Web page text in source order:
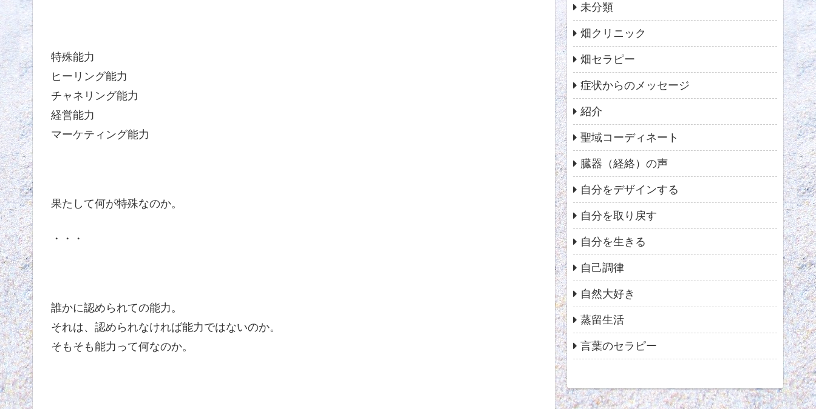
特殊能力
ヒーリング能力
チャネリング能力
経営能力
マーケティング能力
果たして何が特殊なのか。
・・・
誰かに認められての能力。
それは、認められなければ能力ではないのか。
そもそも能力って何なのか。
未分類
畑クリニック
畑セラピー
症状からのメッセージ
紹介
聖域コーディネート
臓器（経絡）の声
自分をデザインする
自分を取り戻す
自分を生きる
自己調律
自然大好き
蒸留生活
言葉のセラピー